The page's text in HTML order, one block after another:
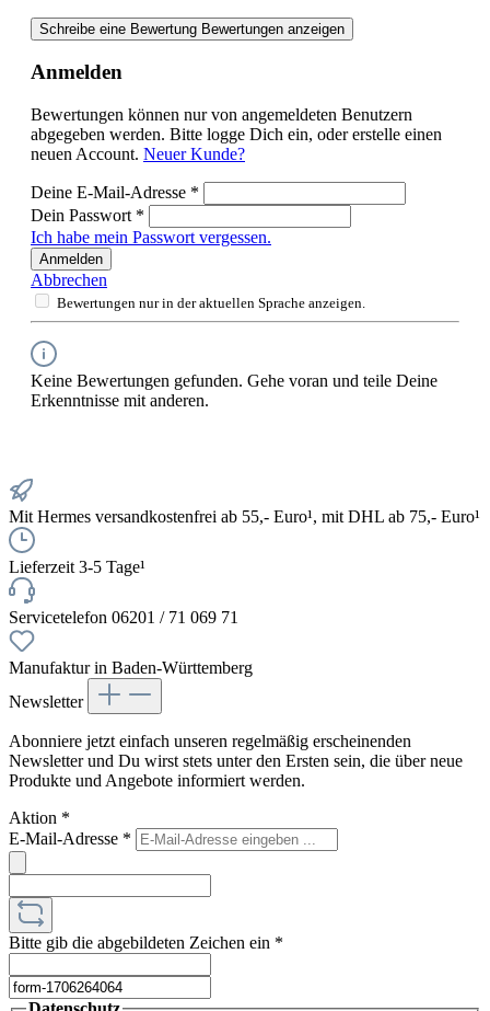
Schreibe eine Bewertung Bewertungen anzeigen
Anmelden
Bewertungen können nur von angemeldeten Benutzern
abgegeben werden. Bitte logge Dich ein, oder erstelle einen
neuen Account. Neuer Kunde?
Deine E-Mail-Adresse *
Dein Passwort *
Ich habe mein Passwort vergessen.
Anmelden
Abbrechen
Bewertungen nur in der aktuellen Sprache anzeigen.
Keine Bewertungen gefunden. Gehe voran und teile Deine
Erkenntnisse mit anderen.
Mit Hermes versandkostenfrei ab 55,- Euro¹, mit DHL ab 75,- Euro¹
Lieferzeit 3-5 Tage¹
Servicetelefon 06201 / 71 069 71
Manufaktur in Baden-Württemberg
Newsletter
Abonniere jetzt einfach unseren regelmäßig erscheinenden
Newsletter und Du wirst stets unter den Ersten sein, die über neue
Produkte und Angebote informiert werden.
Aktion *
E-Mail-Adresse *
Bitte gib die abgebildeten Zeichen ein *